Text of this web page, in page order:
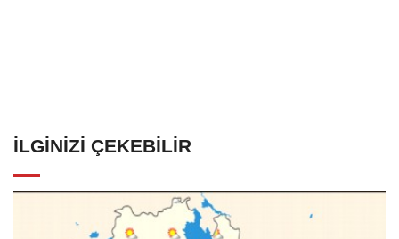
İLGINIZI ÇEKEBILIR